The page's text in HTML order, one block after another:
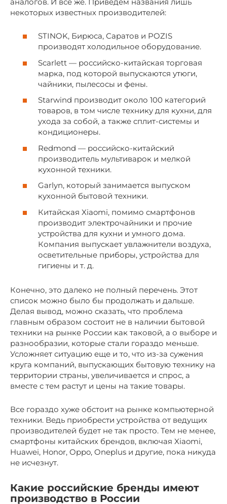
некоторых известных производителей:
STINOK, Бирюса, Саратов и POZIS
производят холодильное оборудование.
Scarlett — российско-китайская торговая
марка, под которой выпускаются утюги,
чайники, пылесосы и фены.
Starwind производит около 100 категорий
товаров, в том числе технику для кухни, для
ухода за собой, а также сплит-системы и
кондиционеры.
Redmond — российско-китайский
производитель мультиварок и мелкой
кухонной техники.
Garlyn, который занимается выпуском
кухонной бытовой техники.
Китайская Xiaomi, помимо смартфонов
производит электрочайники и прочие
устройства для кухни и умного дома.
Компания выпускает увлажнители воздуха,
осветительные приборы, устройства для
гигиены и т. д.
Конечно, это далеко не полный перечень. Этот
список можно было бы продолжать и дальше.
Делая вывод, можно сказать, что проблема
главным образом состоит не в наличии бытовой
техники на рынке России как таковой, а о выборе и
разнообразии, которые стали гораздо меньше.
Усложняет ситуацию еще и то, что из-за сужения
круга компаний, выпускающих бытовую технику на
территории страны, увеличивается и спрос, а
вместе с тем растут и цены на такие товары.
Все гораздо хуже обстоит на рынке компьютерной
техники. Ведь приобрести устройства от ведущих
производителей будет не так просто. Тем не менее,
смартфоны китайских брендов, включая Xiaomi,
Huawei, Honor, Oppo, Oneplus и другие, пока никуда
не исчезнут.
Какие российские бренды имеют
производство в России